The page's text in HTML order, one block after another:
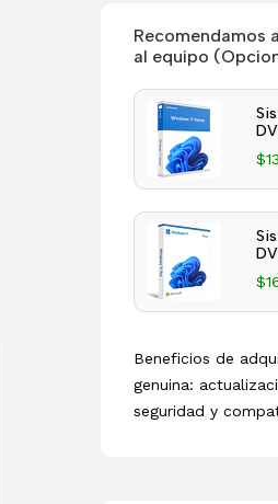
Recomendamos
al equipo
Beneficios de
genuina:
seguridad y